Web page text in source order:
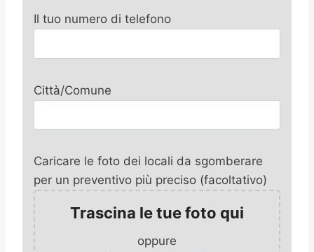
Il tuo numero di telefono
Città/Comune
Caricare le foto dei locali da sgomberare
per un preventivo più preciso (facoltativo)
Trascina le tue foto qui
oppure